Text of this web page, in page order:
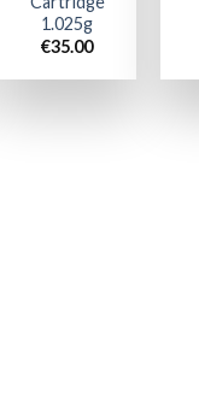
1.025g
€35.00